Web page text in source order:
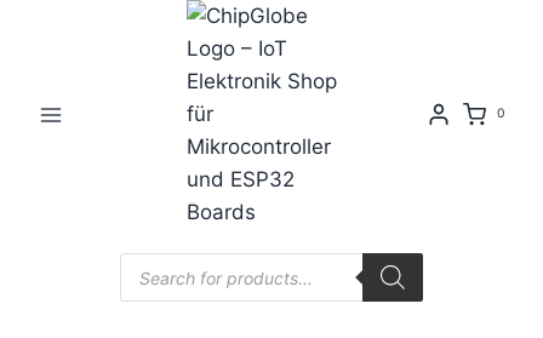
0
Products
search